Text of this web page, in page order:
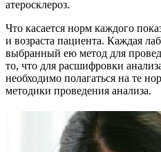
атеросклероз.
Что касается норм каждого
и возраста пациента. Каждая
выбранный ею метод для
то, что для расшифровки
необходимо полагаться на те
методики проведения анализа.